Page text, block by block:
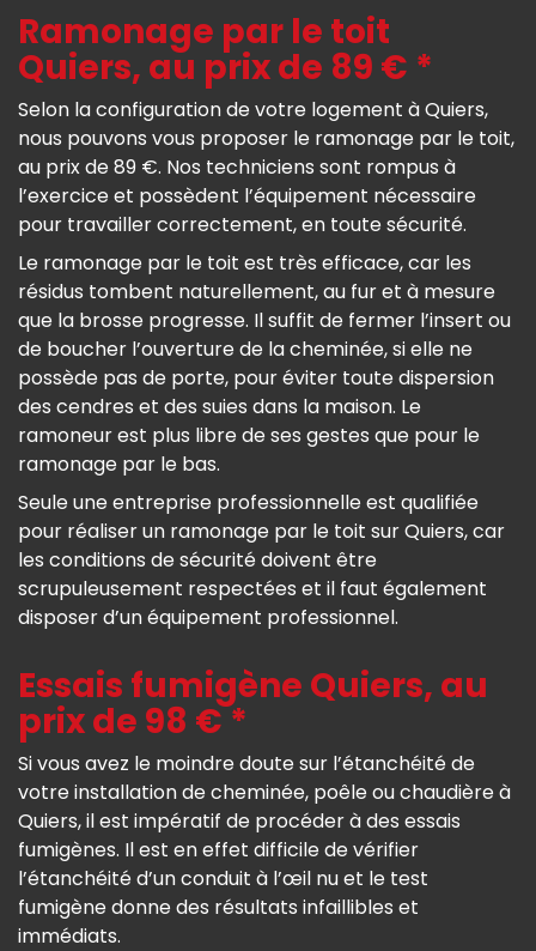
Ramonage par le toit
Quiers, au prix de 89 € *
Selon la configuration de votre logement à Quiers,
nous pouvons vous proposer le ramonage par le toit,
au prix de 89 €. Nos techniciens sont rompus à
l’exercice et possèdent l’équipement nécessaire
pour travailler correctement, en toute sécurité.
Le ramonage par le toit est très efficace, car les
résidus tombent naturellement, au fur et à mesure
que la brosse progresse. Il suffit de fermer l’insert ou
de boucher l’ouverture de la cheminée, si elle ne
possède pas de porte, pour éviter toute dispersion
des cendres et des suies dans la maison. Le
ramoneur est plus libre de ses gestes que pour le
ramonage par le bas.
Seule une entreprise professionnelle est qualifiée
pour réaliser un ramonage par le toit sur Quiers, car
les conditions de sécurité doivent être
scrupuleusement respectées et il faut également
disposer d’un équipement professionnel.
Essais fumigène Quiers, au
prix de 98 € *
Si vous avez le moindre doute sur l’étanchéité de
votre installation de cheminée, poêle ou chaudière à
Quiers, il est impératif de procéder à des essais
fumigènes. Il est en effet difficile de vérifier
l’étanchéité d’un conduit à l’œil nu et le test
fumigène donne des résultats infaillibles et
immédiats.